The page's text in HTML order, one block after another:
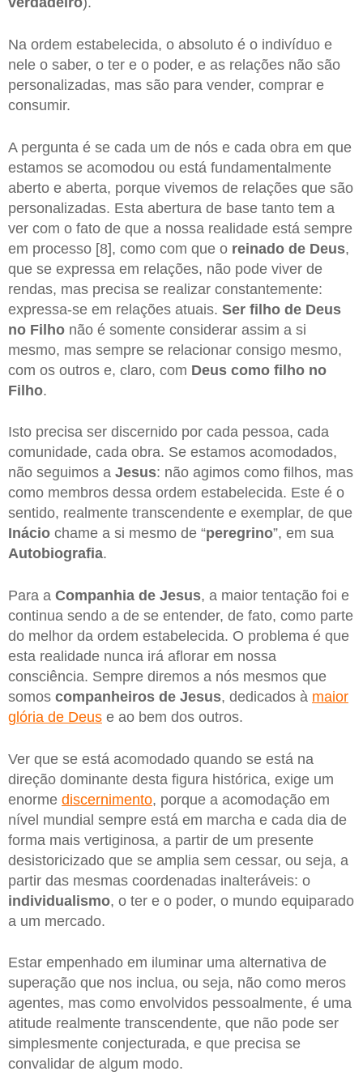
Na ordem estabelecida, o absoluto é o indivíduo e
nele o saber, o ter e o poder, e as relações não são
personalizadas, mas são para vender, comprar e
consumir.
A pergunta é se cada um de nós e cada obra em que
estamos se acomodou ou está fundamentalmente
aberto e aberta, porque vivemos de relações que são
personalizadas. Esta abertura de base tanto tem a
ver com o fato de que a nossa realidade está sempre
em processo [8], como com que o reinado de Deus,
que se expressa em relações, não pode viver de
rendas, mas precisa se realizar constantemente:
expressa-se em relações atuais. Ser filho de Deus
no Filho não é somente considerar assim a si
mesmo, mas sempre se relacionar consigo mesmo,
com os outros e, claro, com Deus como filho no
Filho.
Isto precisa ser discernido por cada pessoa, cada
comunidade, cada obra. Se estamos acomodados,
não seguimos a Jesus: não agimos como filhos, mas
como membros dessa ordem estabelecida. Este é o
sentido, realmente transcendente e exemplar, de que
Inácio chame a si mesmo de “peregrino”, em sua
Autobiografia.
Para a Companhia de Jesus, a maior tentação foi e
continua sendo a de se entender, de fato, como parte
do melhor da ordem estabelecida. O problema é que
esta realidade nunca irá aflorar em nossa
consciência. Sempre diremos a nós mesmos que
somos companheiros de Jesus, dedicados à maior
glória de Deus e ao bem dos outros.
Ver que se está acomodado quando se está na
direção dominante desta figura histórica, exige um
enorme discernimento, porque a acomodação em
nível mundial sempre está em marcha e cada dia de
forma mais vertiginosa, a partir de um presente
desistoricizado que se amplia sem cessar, ou seja, a
partir das mesmas coordenadas inalteráveis: o
individualismo, o ter e o poder, o mundo equiparado
a um mercado.
Estar empenhado em iluminar uma alternativa de
superação que nos inclua, ou seja, não como meros
agentes, mas como envolvidos pessoalmente, é uma
atitude realmente transcendente, que não pode ser
simplesmente conjecturada, e que precisa se
convalidar de algum modo.